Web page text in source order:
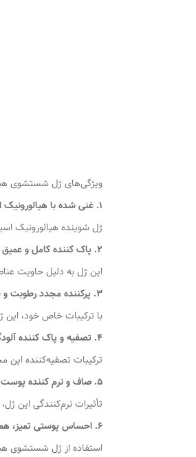
ویژگی‌های ژل شستشوی
1. غنی شده با هیالورونیک اسید به عنوان آبرسان قوی پوست:
ژل شوینده هیالورونیک
2. پاک کننده کامل و عمیق صورت:
این ژل به دلیل حاویت
3. پرکننده مجدد رطوبت و شادابی پوست:
با ترکیبات خاص خود، این
4. تصفیه و پاک کننده آلودگی‌های پوست:
ترکیبات تصفیه‌کننده این
5. صاف و نرم کننده پوست:
تأثیرات نرم‌کنندگی این
6. احساس پوستی تمیز، هموار و شاداب:
استفاده از ژل شستشوی